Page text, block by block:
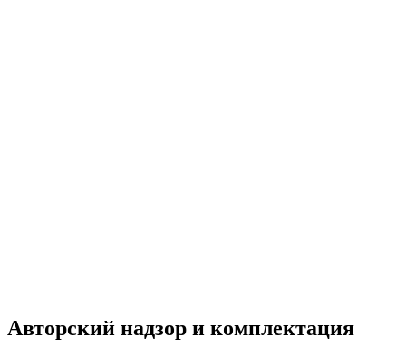
Авторский надзор и комплектация